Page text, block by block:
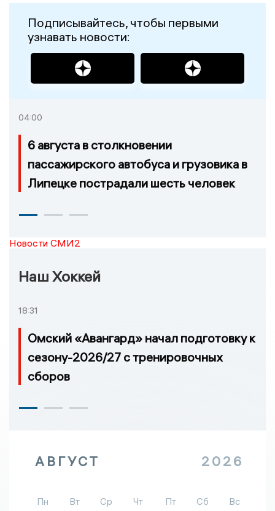
Подписывайтесь, чтобы первыми
узнавать новости:
04:00
6 августа в столкновении
пассажирского автобуса и грузовика в
Липецке пострадали шесть человек
Новости СМИ2
Наш Хоккей
18:31
Омский «Авангард» начал подготовку к
сезону-2026/27 с тренировочных
сборов
АВГУСТ 2026
Пн Вт Ср Чт Пт Сб Вс